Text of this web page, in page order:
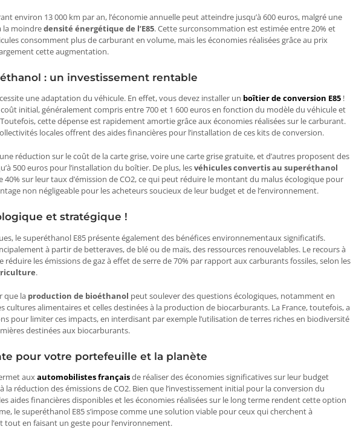
environ 13 000 km par an, l’économie annuelle peut atteindre jusqu’à 600 euros, malgré une
la moindredensité énergétique de l’E85. Cette surconsommation est estimée entre 20% et
consomment plus de carburant en volume, mais les économies réalisées grâce au prix
cette augmentation​​.
: un investissement rentable
une adaptation du véhicule. En effet, vous devez installer un boîtier de conversion E85 !
initial, généralement compris entre 700 et 1 600 euros en fonction du modèle du véhicule et
cette dépense est rapidement amortie grâce aux économies réalisées sur le carburant​​.
locales offrent des aides financières pour l’installation de ces kits de conversion.
réduction sur le coût de la carte grise, voire une carte grise gratuite, et d’autres proposent des
500 euros pour l’installation du boîtier​​. De plus, lesvéhicules convertis au superéthanol
sur leur taux d’émission de CO2, ce qui peut réduire le montant du malus écologique pour
non négligeable pour les acheteurs soucieux de leur budget et de l’environnement​​.
et stratégique !
le superéthanol E85 présente également des bénéfices environnementaux significatifs.
à partir de betteraves, de blé ou de maïs, des ressources renouvelables. Le recours à
les émissions de gaz à effet de serre de 70% par rapport aux carburants fossiles, selon les
​.
que la production de bioéthanol peut soulever des questions écologiques, notamment en
cultures alimentaires et celles destinées à la production de biocarburants. La France, toutefois, a
pour limiter ces impacts, en interdisant par exemple l’utilisation de terres riches en biodiversité
destinées aux biocarburants​​.
pour votre portefeuille et la planète
auxautomobilistes françaisde réaliser des économies significatives sur leur budget
réduction des émissions de CO2. Bien que l’investissement initial pour la conversion du
aides financières disponibles et les économies réalisées sur le long terme rendent cette option
le superéthanol E85 s’impose comme une solution viable pour ceux qui cherchent à
tout en faisant un geste pour l’environnement.